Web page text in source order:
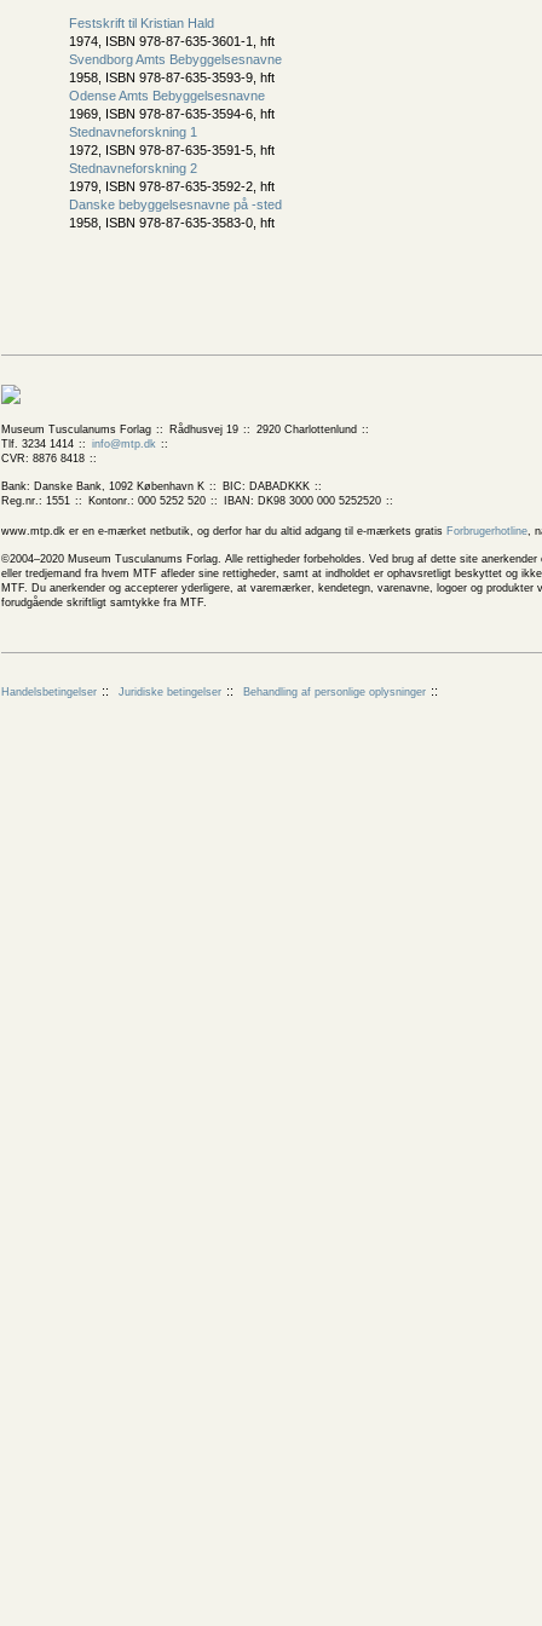
Festskrift til Kristian Hald
1974, ISBN 978-87-635-3601-1, hft
Svendborg Amts Bebyggelsesnavne
1958, ISBN 978-87-635-3593-9, hft
Odense Amts Bebyggelsesnavne
1969, ISBN 978-87-635-3594-6, hft
Stednavneforskning 1
1972, ISBN 978-87-635-3591-5, hft
Stednavneforskning 2
1979, ISBN 978-87-635-3592-2, hft
Danske bebyggelsesnavne på -sted
1958, ISBN 978-87-635-3583-0, hft
Museum Tusculanums Forlag Rådhusvej 19
2920 Charlottenlund
Tlf. 3234 1414
info@mtp.dk
CVR: 8876 8418
Bank: Danske Bank, 1092 København K
BIC: DABADKKK
Reg.nr.: 1551
Kontonr.: 000 5252 520 IBAN: DK98 3000 000 5252520
www.mtp.dk er en e-mærket netbutik, og derfor har du altid adgang til e-mærkets gratis Forbrugerhotline,
©2004–2020 Museum Tusculanums Forlag. Alle rettigheder forbeholdes. Ved brug af dette site
eller tredjemand fra hvem MTF afleder sine rettigheder, samt at indholdet er ophavsretligt beskyttet og
MTF. Du anerkender og accepterer yderligere, at varemærker, kendetegn, varenavne, logoer og
forudgående skriftligt samtykke fra MTF.
Handelsbetingelser Juridiske betingelser Behandling af personlige oplysninger